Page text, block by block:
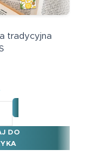
tradycyjna
tradycyjna
DO